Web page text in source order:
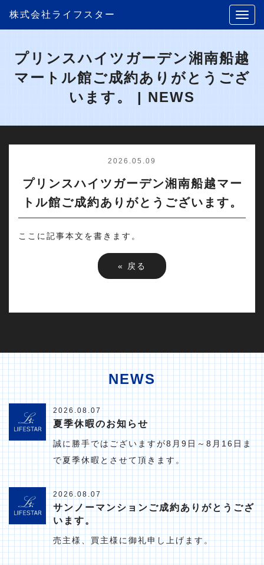
株式会社ライフスター
プリンスハイツガーデン湘南船越
マートル館ご成約ありがとうござ
います。 | NEWS
2026.05.09
プリンスハイツガーデン湘南船越マー
トル館ご成約ありがとうございます。
ここに記事本文を書きます。
« 戻る
NEWS
2026.08.07
夏季休暇のお知らせ
誠に勝手ではございますが8月9日～8月16日ま
で夏季休暇とさせて頂きます。
2026.08.07
サンノーマンションご成約ありがとうござ
います。
売主様、買主様に御礼申し上げます。